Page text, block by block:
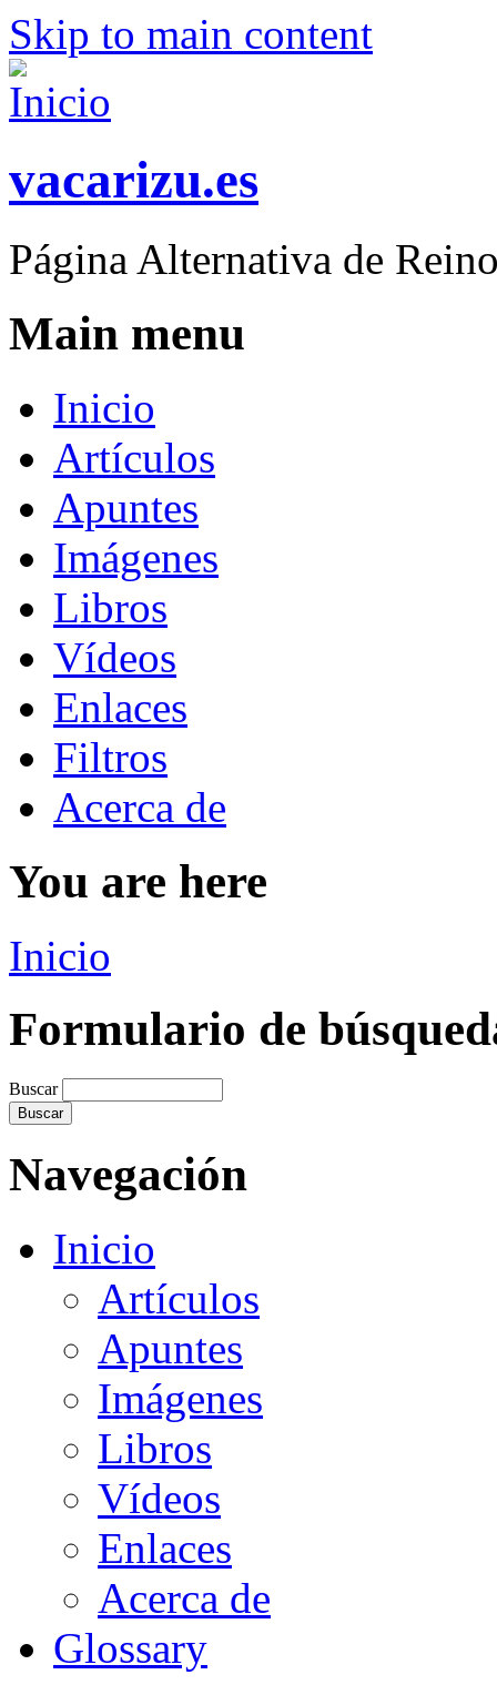
Skip to main content
vacarizu.es
Página Alternativa de
Main menu
Inicio
Artículos
Apuntes
Imágenes
Libros
Vídeos
Enlaces
Filtros
Acerca de
You are here
Inicio
Formulario de
Buscar
Navegación
Inicio
Artículos
Apuntes
Imágenes
Libros
Vídeos
Enlaces
Acerca de
Glossary